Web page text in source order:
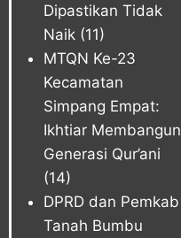
Dipastikan Tidak
Naik (11)
MTQN Ke-23
Kecamatan
Simpang Empat:
Ikhtiar Membangun
Generasi Qur’ani
(14)
DPRD dan Pemkab
Tanah Bumbu